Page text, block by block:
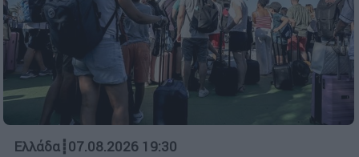
Ελλάδα┋07.08.2026 19:30